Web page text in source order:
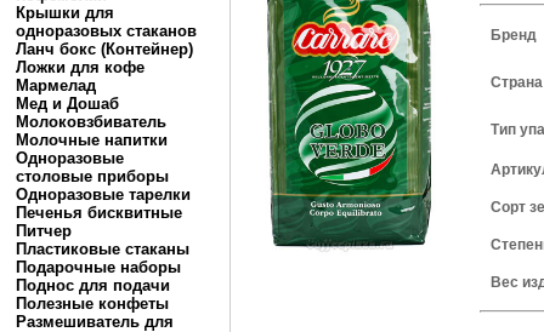
Крышки для
одноразовых стаканов
Ланч бокс (Контейнер)
Ложки для кофе
Мармелад
Мед и Дошаб
Молоковзбиватель
Молочные напитки
Одноразовые
столовые приборы
Одноразовые тарелки
Печенья бисквитные
Питчер
Пластиковые стаканы
Подарочные наборы
Поднос для подачи
Полезные конфеты
Размешиватель для
Бренд
Тип
Сорт
Вес